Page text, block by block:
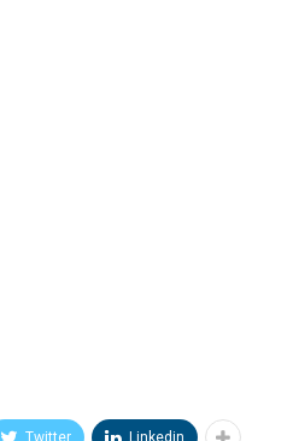
Twitter Linkedin